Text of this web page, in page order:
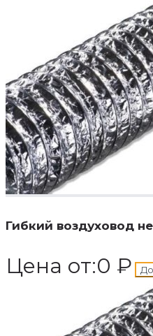
Гибкий воздуховод
Цена от:0 ₽